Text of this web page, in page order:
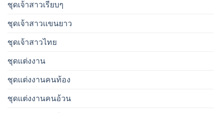
ชุดเจ้าสาวเรียบๆ
ชุดเจ้าสาวเเขนยาว
ชุดเจ้าสาวไทย
ชุดแต่งงาน
ชุดแต่งงานคนท้อง
ชุดแต่งงานคนอ้วน